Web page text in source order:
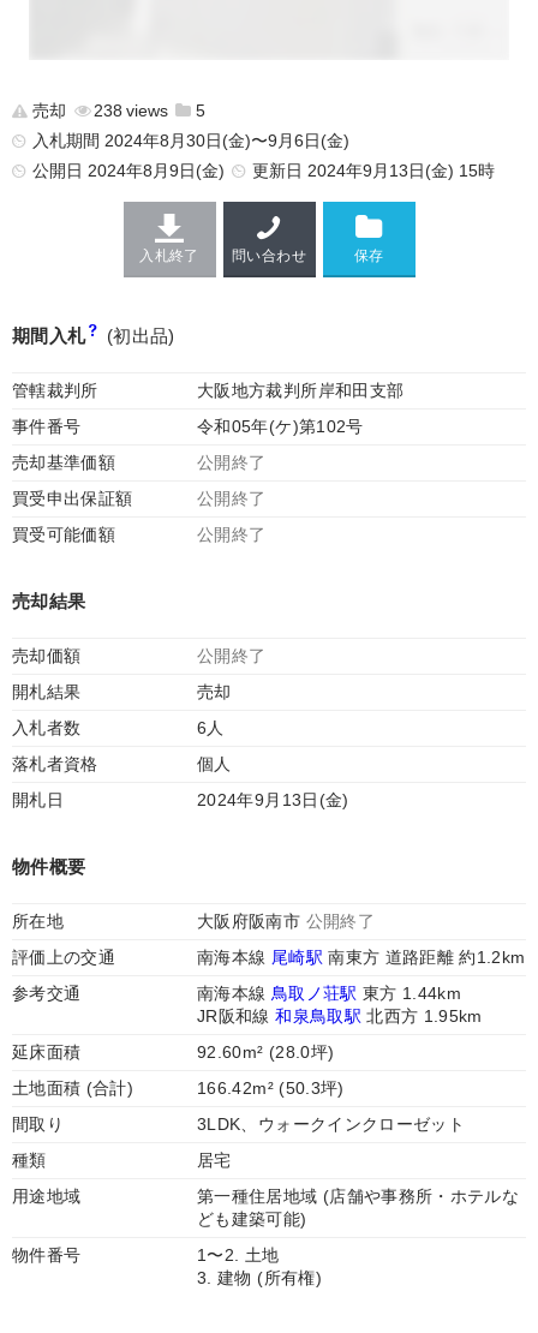
売却 238
5
入札期間 2024年8月30日(金)〜9月6日(金)
公開日 2024年8月9日(金) 更新日 2024年9月13日(金) 15時
入札終了 問い合わせ
期間入札 (初出品)
管轄裁判所
大阪地方裁判所岸和田支部
事件番号
令和05年(ケ)第102号
売却基準価額
公開終了
買受申出保証額
公開終了
買受可能価額
公開終了
売却結果
売却価額
公開終了
開札結果
売却
入札者数
6人
落札者資格
個人
開札日
2024年9月13日(金)
物件概要
所在地 大阪府阪南市 公開終了
評価上の交通
南海本線 尾崎駅 南東方 道路距離 約1.2km
参考交通
南海本線 鳥取ノ荘駅 東方 1.44km
JR阪和線和泉鳥取駅 北西方 1.95km
延床面積
92.60m² (28.0坪)
土地面積 (合計)
166.42m² (50.3坪)
間取り
3LDK、ウォークインクローゼット
種類
居宅
用途地域
第一種住居地域 (店舗や事務所・ホテルな
ども建築可能)
物件番号
1〜2. 土地
3. 建物 (所有権)